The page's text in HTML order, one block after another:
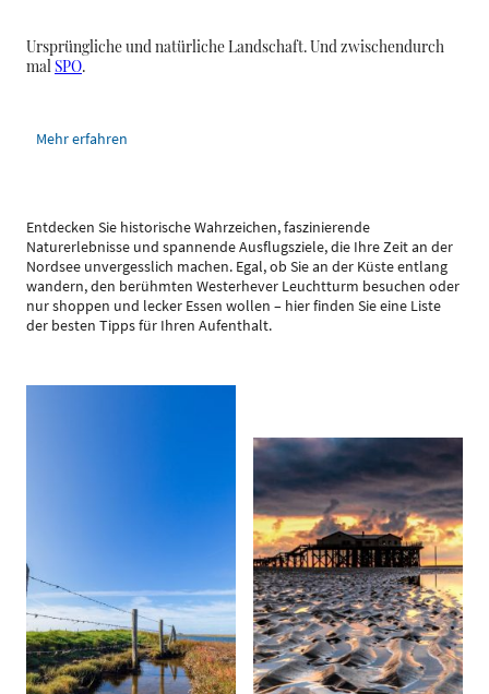
Ursprüngliche und natürliche Landschaft. Und zwischendurch
mal SPO.
Mehr erfahren
Entdecken Sie historische Wahrzeichen, faszinierende
Naturerlebnisse und spannende Ausflugsziele, die Ihre Zeit an der
Nordsee unvergesslich machen. Egal, ob Sie an der Küste entlang
wandern, den berühmten Westerhever Leuchtturm besuchen oder
nur shoppen und lecker Essen wollen – hier finden Sie eine Liste
der besten Tipps für Ihren Aufenthalt.